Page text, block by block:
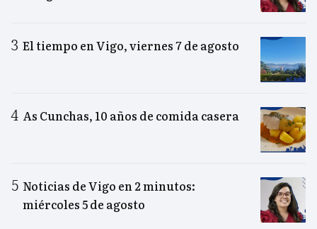
El tiempo en Vigo, viernes 7 de agosto
As Cunchas, 10 años de comida casera
Noticias de Vigo en 2 minutos:
miércoles 5 de agosto